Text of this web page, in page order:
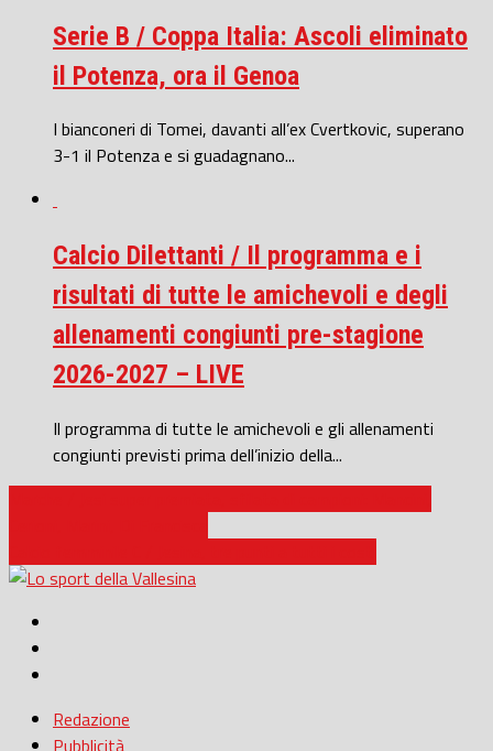
Serie B / Coppa Italia: Ascoli eliminato
il Potenza, ora il Genoa
I bianconeri di Tomei, davanti all’ex Cvertkovic, superano
3-1 il Potenza e si guadagnano...
Calcio Dilettanti / Il programma e i
risultati di tutte le amichevoli e degli
allenamenti congiunti pre-stagione
2026-2027 – LIVE
Il programma di tutte le amichevoli e gli allenamenti
congiunti previsti prima dell’inizio della...
Redazione